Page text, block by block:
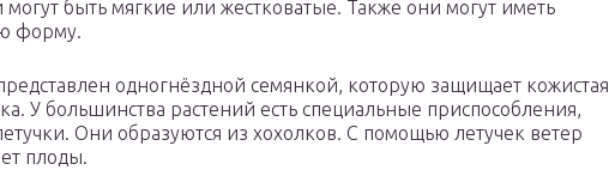
быть мягкие или жестковатые. Также они могут иметь
форму.
одногнёздной семянкой, которую защищает кожистая
У большинства растений есть специальные приспособления,
Они образуются из хохолков. С помощью летучек ветер
плоды.